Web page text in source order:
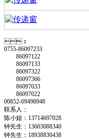
：
0755-86097233
86097122
86097133
86097322
86097366
86097033
86097022
00852-69498948
联系人：
陈小姐：13714697028
钟先生：13603088340
钟先生：18938830438